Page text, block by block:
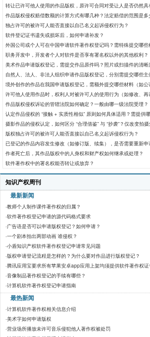
转让已许可他人使用的作品版权，原许可合同对受让人是否仍然具
作品版权侵权赔偿数额的计算方式有哪几种？法定赔偿的范围是多
独占许可的被许可人能否直接以自己名义起诉侵权行为？
软件登记证书遗失或损坏后，如何申请补发？
外国公司或个人可在中国申请软件著作权登记吗？需特殊提交哪些
职务开发中，开发者个人对软件是否享有署名权以外的其他权利？
美术作品申请版权登记，需提交作品原件吗？照片或扫描件的清晰
自然人、法人、非法人组织申请作品版权登记，分别需提交哪些主
境外创作的作品在我国申请版权登记，需额外提交哪些材料（如公
许可他人使用作品时，权利人对被许可人的使用行为（如修改、再
作品版权侵权诉讼的管辖法院如何确定？一般由哪一级法院受理？
认定作品侵权的 “接触 + 实质性相似” 原则如何具体适用？需提供
摄影作品的侵权认定，如何区分 “合理借鉴” 与 “抄袭”？仅改变拍
版权独占许可的被许可人能否直接以自己名义起诉侵权行为？
已登记的作品内容发生修改（如修订版、续集），是否需要重新申
作者死亡后，其作品版权中的人身权和财产权如何继承或处理？
软件著作权中的署名权能否转让或放弃？
知识产权周刊
最新新闻
·教师个人制作课件著作权的归属？
·软件著作权登记申请的源代码格式要求
·广告语是否可以申请版权登记？如何申请？
·一个剧本拍出两部动画 谁侵权？
·小盾知识产权软件著作权登记申请常见问题
·版权申请登记流程是怎样的？为什么要对作品进行版权登记？
·腾讯应用宝要求所有苹果安卓app应用上架均须提供软件著作权
·音像制品著作权登记的手续有哪些？
·计算机软件著作权登记申请指南
最热新闻
·计算机软件著作权相关信息介绍
·美术字如何申请版权
·营业场所播放未许可音乐侵犯他人著作权被处罚